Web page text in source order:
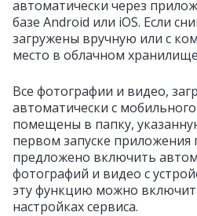
автоматически через
базе Android или iOS. Если
загружены вручную или с
место в облачном
Все фотографии и видео,
автоматически с мобильного
помещены в папку,
первом запуске приложения
предложено включить
фотографий и видео с
эту функцию можно
настройках сервиса.